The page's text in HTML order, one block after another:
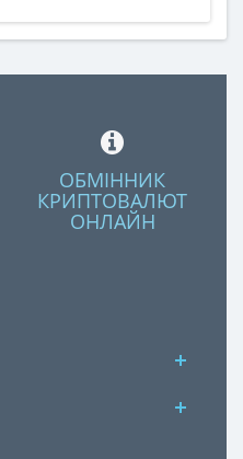
ОБМІННИК
КРИПТОВАЛЮТ
ОНЛАЙН